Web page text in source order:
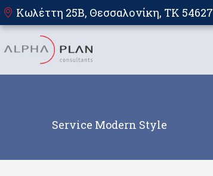
Κωλέττη 25Β, Θεσσαλονίκη, TK 54627
Service Modern Style